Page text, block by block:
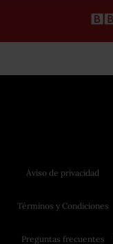
Aviso de privacidad
Términos y Condiciones
Preguntas frecuentes